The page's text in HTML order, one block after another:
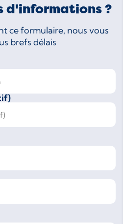
d'informations ?
ce formulaire, nous vous
brefs délais